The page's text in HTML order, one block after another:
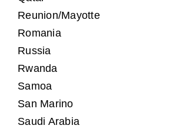
Reunion/Mayotte
Romania
Russia
Rwanda
Samoa
San Marino
Saudi Arabia